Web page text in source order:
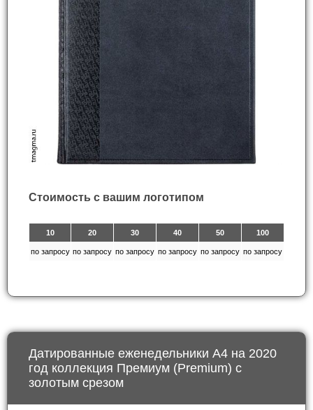
Стоимость с вашим логотипом
10 20 30 40 50 100
по запросу по запросу по запросу по запросу по запросу по запросу
Датированные еженедельники А4 на 2020
год коллекция Премиум (Premium) с
золотым срезом